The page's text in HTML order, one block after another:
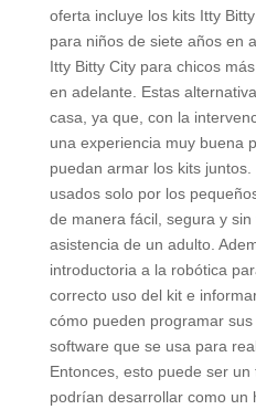
oferta incluye los kits Itty
para niños de siete años en
Itty Bitty City para chicos
en adelante. Estas
casa, ya que, con la
una experiencia muy buena
puedan armar los kits
usados solo por los
de manera fácil, segura y
asistencia de un adulto.
introductoria a la robótica
correcto uso del kit e
cómo pueden programar
software que se usa para
Entonces, esto puede ser
podrían desarrollar como un